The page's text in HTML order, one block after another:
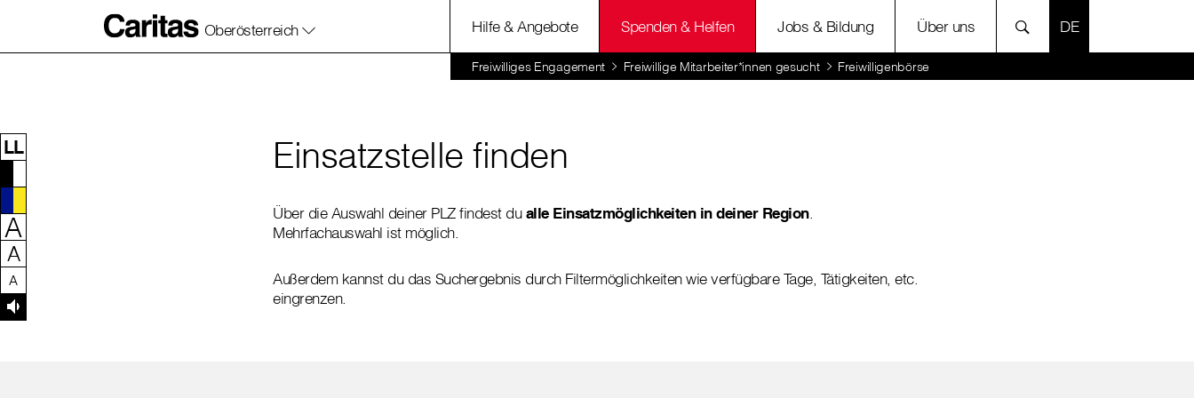
Zum Inhalt dieser Seite
Zur Navigation
Zum Footer dieser Seite
Oberösterreich Hilfe & Angebote Spenden & Helfen Jobs & Bildung Über uns SPRACHE
Freiwilliges Engagement Freiwillige Mitarbeiter*innen gesucht Freiwilligenbörse
LL
A
A
A
Einsatzstelle finden
Über die Auswahl deiner PLZ findest dualle Einsatzmöglichkeiten in deiner Region.
Mehrfachauswahl ist möglich.
Außerdem kannst du das Suchergebnis durch Filtermöglichkeiten wie verfügbare Tage, Tätigkeiten, etc.
eingrenzen.